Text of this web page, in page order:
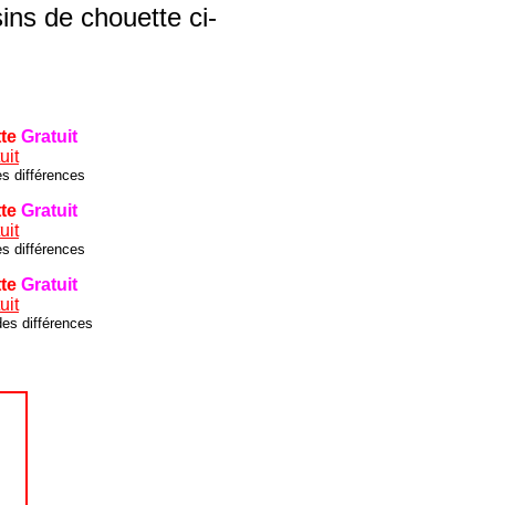
de chouette ci-
Gratuit
différences
Gratuit
différences
Gratuit
différences